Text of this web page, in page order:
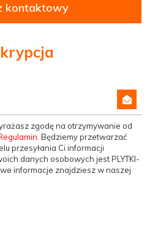
kontaktowy
zgodę na otrzymywanie od
. Będziemy przetwarzać
przesyłania Ci informacji
danych osobowych jest PLYTKI-
informacje znajdziesz w naszej